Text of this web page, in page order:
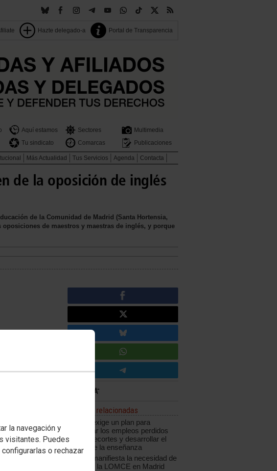
la navegación y
visitantes. Puedes
o rechazar
Hazte delegado-a Portal de Transparencia
Aquí estamos Sectores
Multimedia
Tu sindicato Comarcas Publicaciones
Más Actualidad Tus Servicios Agenda Contacta
de la oposición de inglés
de la Comunidad de Madrid (Santa Hortensia,
de maestros y maestras de inglés, y porque
Noticias relacionadas
CCOO exige un plan para
recuperar los empleos perdidos
por los recortes y desarrollar el
sector de la enseñanza
CCOO manifiesta la necesidad de
paralizar la LOMCE en Madrid